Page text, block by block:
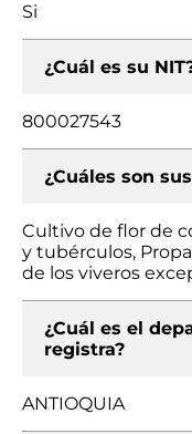
Si
¿Cuál es su
800027543
¿Cuáles son
Cultivo de flor de
y tubérculos,
de los viveros
¿Cuál es el
registra?
ANTIOQUIA